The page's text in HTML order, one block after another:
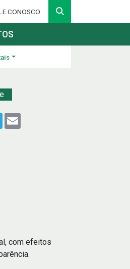
CONOSCO
Telegram
com efeitos